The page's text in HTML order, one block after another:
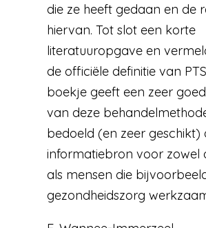
die ze heeft gedaan en de
hiervan. Tot slot een korte
literatuuropgave en
de officiële definitie van
boekje geeft een zeer
van deze
bedoeld (en zeer geschikt)
informatiebron voor zowel
als mensen die
gezondheidszorg